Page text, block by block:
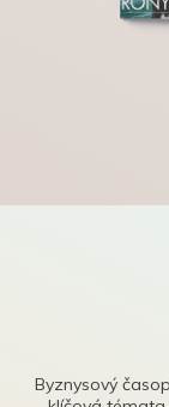
Byznysový